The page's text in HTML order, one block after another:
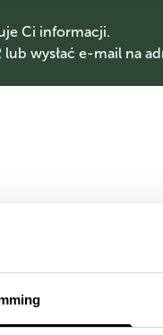
Ci informacji.
wysłać e-mail na